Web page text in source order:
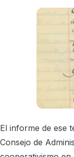
El informe de ese
Consejo de